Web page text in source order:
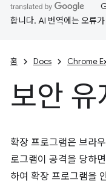
합니다. AI 번역에는 오류
홈 Docs Chrome
보안 유
확장 프로그램은 브라
로그램이 공격을 당하
하여 확장 프로그램을